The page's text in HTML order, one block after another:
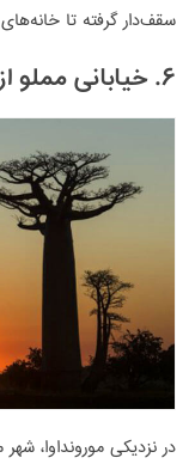
سقف‌دار گرفته تا
۶. خیابانی مملو ازدرختان بائوباب
در نزدیکی مورونداوا،